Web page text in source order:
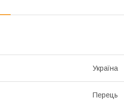
Україна
Перець